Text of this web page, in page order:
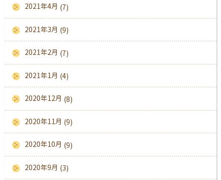
2021年4月 (7)
2021年3月 (9)
2021年2月 (7)
2021年1月 (4)
2020年12月 (8)
2020年11月 (9)
2020年10月 (9)
2020年9月 (3)